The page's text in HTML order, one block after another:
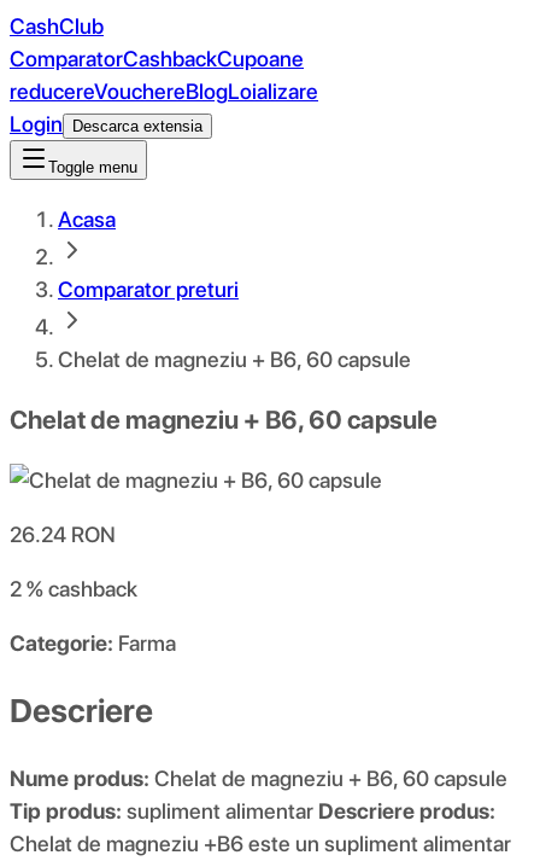
CashClub
ComparatorCashbackCupoane
reducereVouchereBlogLoializare
Login
Descarca extensia
Toggle menu
Acasa
Comparator preturi
Chelat de magneziu + B6, 60 capsule
Chelat de magneziu + B6, 60 capsule
26.24 RON
2 %cashback
Categorie: Farma
Descriere
Nume produs: Chelat de magneziu + B6, 60 capsule
Tip produs: supliment alimentar Descriere produs:
Chelat de magneziu +B6 este un supliment alimentar